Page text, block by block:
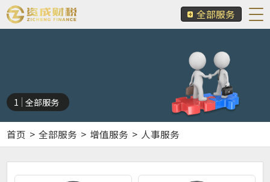
全部服务
1 全部服务
首页 > 全部服务 > 增值服务 > 人事服务